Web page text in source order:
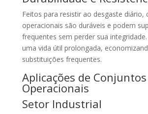
Feitos para resistir ao desgaste diário,
operacionais são duráveis e podem
frequentes sem perder sua
uma vida útil prolongada,
substituições frequentes.
Aplicações de Conjuntos
Operacionais
Setor Industrial